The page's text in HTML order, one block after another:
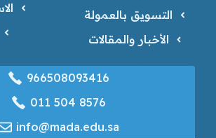
التسويق بالعمولة
الأخبار والمقالات
966508093416
‎011 504 8576
info@mada.edu.sa